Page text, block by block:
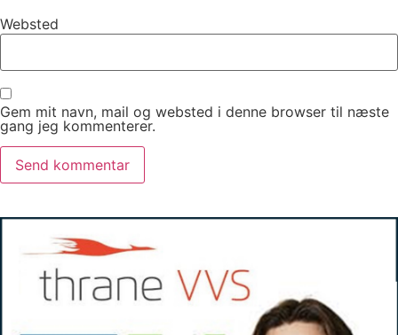
Websted
Gem mit navn, mail og websted i denne browser til næste
gang jeg kommenterer.